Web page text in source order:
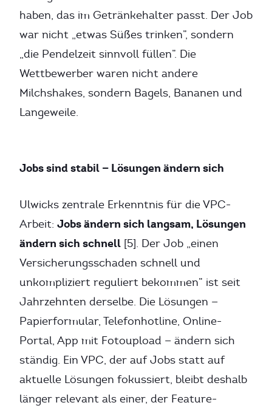
haben, das im Getränkehalter passt. Der Job
war nicht „etwas Süßes trinken”, sondern
„die Pendelzeit sinnvoll füllen”. Die
Wettbewerber waren nicht andere
Milchshakes, sondern Bagels, Bananen und
Langeweile.
Jobs sind stabil — Lösungen ändern sich
Ulwicks zentrale Erkenntnis für die VPC-
Arbeit: Jobs ändern sich langsam, Lösungen
ändern sich schnell [5]. Der Job „einen
Versicherungsschaden schnell und
unkompliziert reguliert bekommen” ist seit
Jahrzehnten derselbe. Die Lösungen —
Papierformular, Telefonhotline, Online-
Portal, App mit Fotoupload — ändern sich
ständig. Ein VPC, der auf Jobs statt auf
aktuelle Lösungen fokussiert, bleibt deshalb
länger relevant als einer, der Feature-